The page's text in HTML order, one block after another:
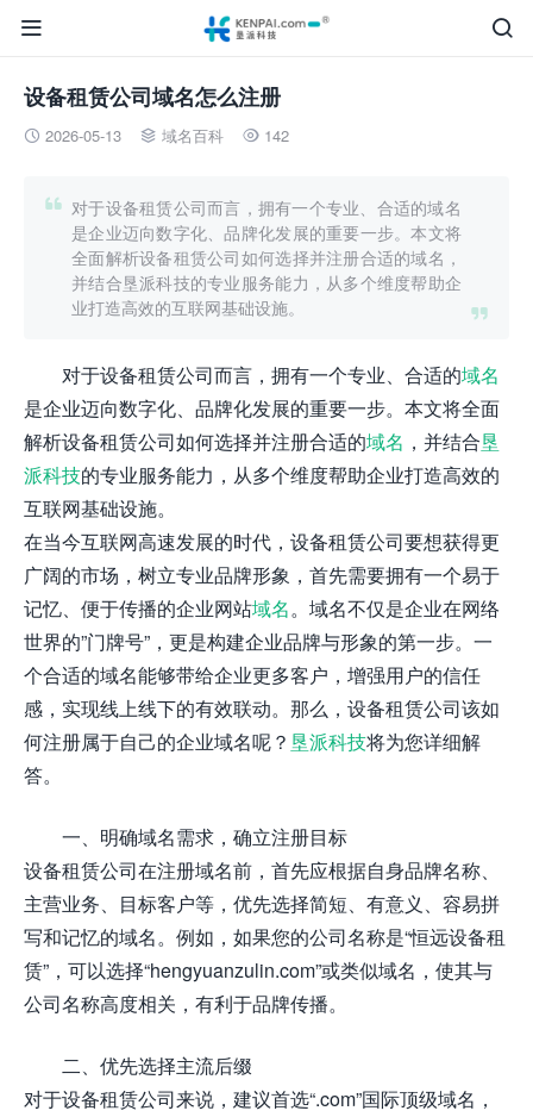


设备租赁公司域名怎么注册
 2026-05-13  域名百科  142


对于设备租赁公司而言，拥有一个专业、合适的域名
是企业迈向数字化、品牌化发展的重要一步。本文将
全面解析设备租赁公司如何选择并注册合适的域名，
并结合垦派科技的专业服务能力，从多个维度帮助企
业打造高效的互联网基础设施。
对于设备租赁公司而言，拥有一个专业、合适的域名
是企业迈向数字化、品牌化发展的重要一步。本文将全面
解析设备租赁公司如何选择并注册合适的域名 ，并结合垦
派科技的专业服务能力，从多个维度帮助企业打造高效的
互联网基础设施。
在当今互联网高速发展的时代，设备租赁公司要想获得更
广阔的市场，树立专业品牌形象，首先需要拥有一个易于
记忆、便于传播的企业网站域名。域名不仅是企业在网络
世界的”门牌号”，更是构建企业品牌与形象的第一步。一
个合适的域名能够带给企业更多客户，增强用户的信任
感，实现线上线下的有效联动。那么，设备租赁公司该如
何注册属于自己的企业域名呢？ 垦派科技将为您详细解
答。
一、明确域名需求，确立注册目标
设备租赁公司在注册域名前，首先应根据自身品牌名称、
主营业务、目标客户等，优先选择简短、有意义、容易拼
写和记忆的域名。例如，如果您的公司名称是“恒远设备租
赁”，可以选择“hengyuanzulin.com”或类似域名，使其与
公司名称高度相关，有利于品牌传播。
二、优先选择主流后缀
对于设备租赁公司来说，建议首选“.com”国际顶级域名，